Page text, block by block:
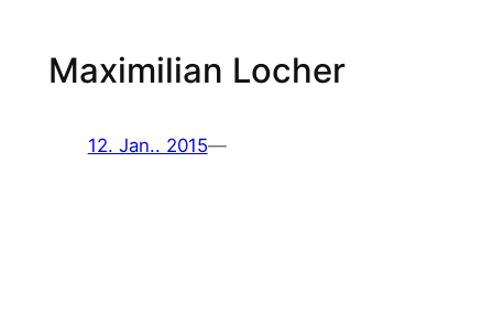
Maximilian Locher
12. Jan.. 2015—